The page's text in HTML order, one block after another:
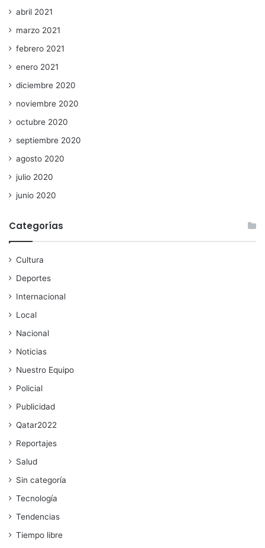
abril 2021
marzo 2021
febrero 2021
enero 2021
diciembre 2020
noviembre 2020
octubre 2020
septiembre 2020
agosto 2020
julio 2020
junio 2020
Categorías
Cultura
Deportes
Internacional
Local
Nacional
Noticias
Nuestro Equipo
Policial
Publicidad
Qatar2022
Reportajes
Salud
Sin categoría
Tecnología
Tendencias
Tiempo libre